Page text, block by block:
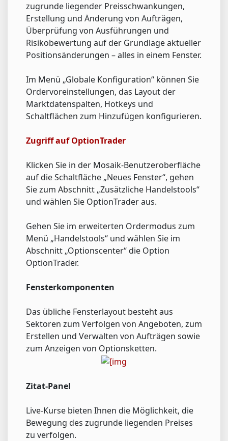
zugrunde liegender Preisschwankungen,
Erstellung und Änderung von Aufträgen,
Überprüfung von Ausführungen und
Risikobewertung auf der Grundlage aktueller
Positionsänderungen – alles in einem Fenster.
Im Menü „Globale Konfiguration“ können Sie
Ordervoreinstellungen, das Layout der
Marktdatenspalten, Hotkeys und
Schaltflächen zum Hinzufügen konfigurieren.
Zugriff auf OptionTrader
Klicken Sie in der Mosaik-Benutzeroberfläche
auf die Schaltfläche „Neues Fenster“, gehen
Sie zum Abschnitt „Zusätzliche Handelstools“
und wählen Sie OptionTrader aus.
Gehen Sie im erweiterten Ordermodus zum
Menü „Handelstools“ und wählen Sie im
Abschnitt „Optionscenter“ die Option
OptionTrader.
Fensterkomponenten
Das übliche Fensterlayout besteht aus
Sektoren zum Verfolgen von Angeboten, zum
Erstellen und Verwalten von Aufträgen sowie
zum Anzeigen von Optionsketten.
Zitat-Panel
Live-Kurse bieten Ihnen die Möglichkeit, die
Bewegung des zugrunde liegenden Preises
zu verfolgen.